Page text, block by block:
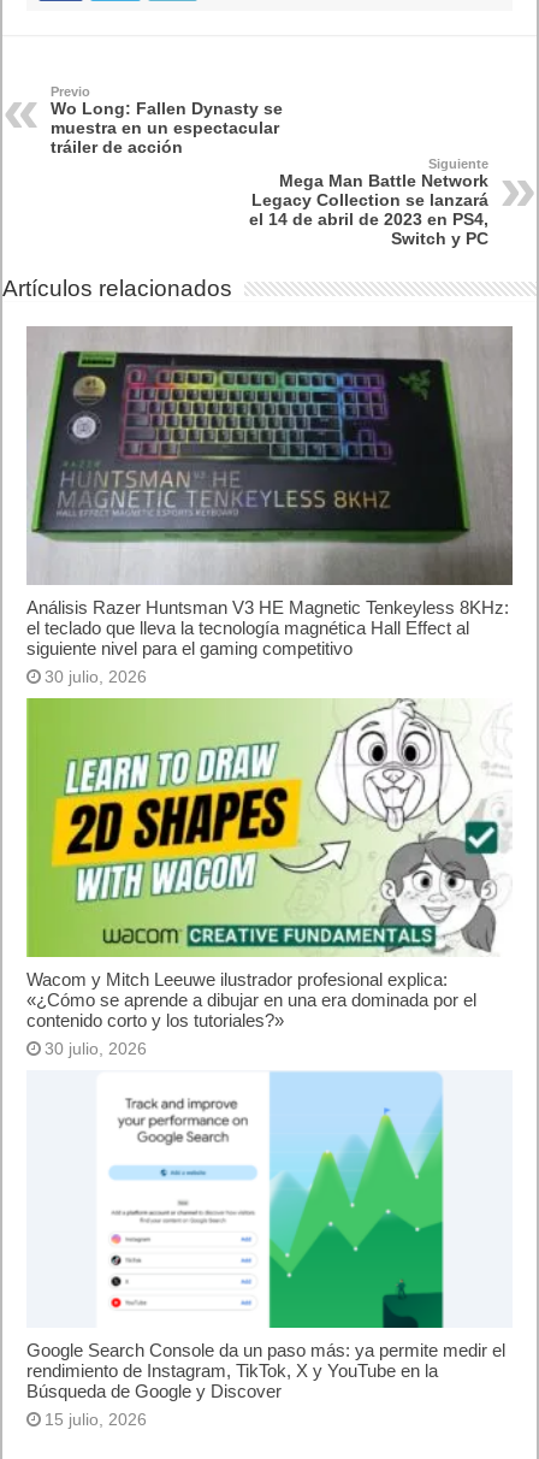
este juego, centrado en combates estratégicos, que llegará en
exclusiva a Nintendo Switch
5 agosto, 2026